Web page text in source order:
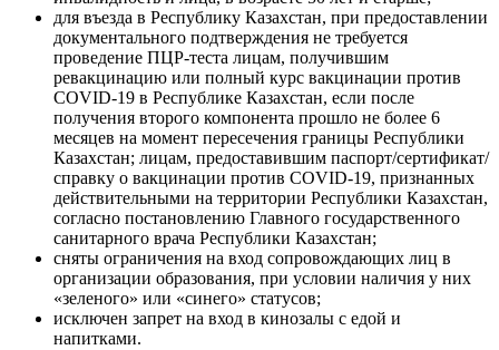
для въезда в Республику Казахстан, при предоставлении
документального подтверждения не требуется
проведение ПЦР-теста лицам, получившим
ревакцинацию или полный курс вакцинации против
COVID-19 в Республике Казахстан, если после
получения второго компонента прошло не более 6
месяцев на момент пересечения границы Республики
Казахстан; лицам, предоставившим паспорт/сертификат/
справку о вакцинации против COVID-19, признанных
действительными на территории Республики Казахстан,
согласно постановлению Главного государственного
санитарного врача Республики Казахстан;
сняты ограничения на вход сопровождающих лиц в
организации образования, при условии наличия у них
«зеленого» или «синего» статусов;
исключен запрет на вход в кинозалы с едой и
напитками.